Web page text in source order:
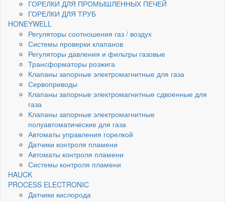
ГОРЕЛКИ ДЛЯ ПРОМЫШЛЕННЫХ ПЕЧЕЙ
ГОРЕЛКИ ДЛЯ ТРУБ
HONEYWELL
Регуляторы соотношения газ / воздух
Системы проверки клапанов
Регуляторы давления и фильтры газовые
Трансформаторы розжига
Клапаны запорные электромагнитные для газа
Сервоприводы
Клапаны запорные электромагнитные сдвоенные для
газа
Клапаны запорные электромагнитные
полуавтоматические для газа
Автоматы управления горелкой
Датчики контроля пламени
Автоматы контроля пламени
Системы контроля пламени
HAUCK
PROCESS ELECTRONIC
Датчики кислорода